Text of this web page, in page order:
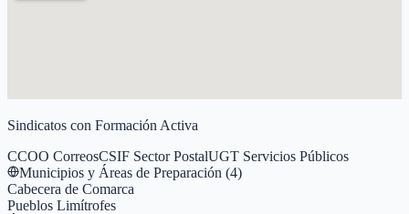
Sindicatos con Formación Activa
CCOO CorreosCSIF Sector PostalUGT Servicios Públicos
Municipios y Áreas de Preparación (4)
Cabecera de Comarca
Pueblos Limítrofes